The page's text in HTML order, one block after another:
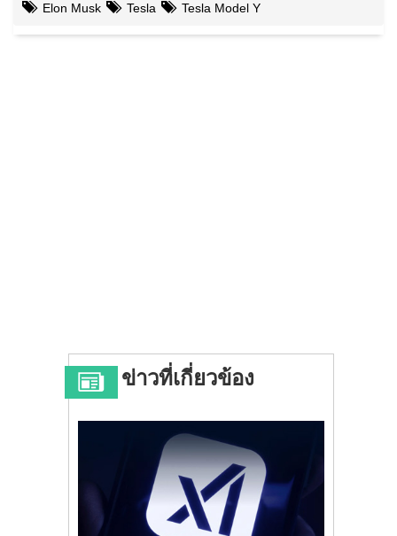
Elon Musk Tesla Tesla Model Y
ข่าวที่เกี่ยวข้อง